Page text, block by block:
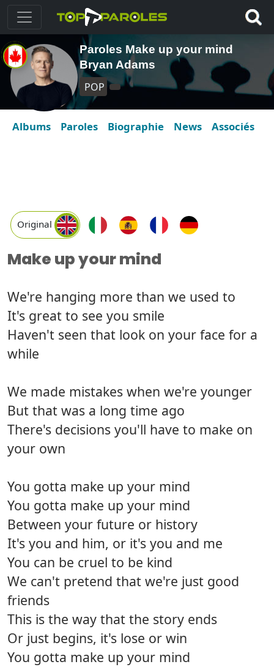
Paroles Make up your mind
Bryan Adams
POP
Albums Paroles Biographie News Associés
Original
Make up your mind
We're hanging more than we used to
It's great to see you smile
Haven't seen that look on your face for a
while
We made mistakes when we're younger
But that was a long time ago
There's decisions you'll have to make on
your own
You gotta make up your mind
You gotta make up your mind
Between your future or history
It's you and him, or it's you and me
You can be cruel to be kind
We can't pretend that we're just good
friends
This is the way that the story ends
Or just begins, it's lose or win
You gotta make up your mind